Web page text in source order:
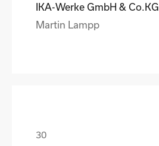
IKA-Werke GmbH & Co.KG
Martin Lampp